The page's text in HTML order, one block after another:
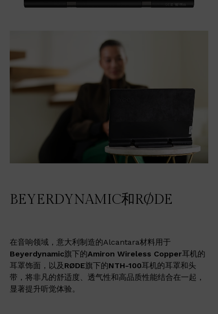
BEYERDYNAMIC和RØDE
在音响领域，意大利制造的Alcantara材料用于
Beyerdynamic旗下的Amiron Wireless Copper耳机的
耳罩饰面，以及 RØDE旗下的NTH-100耳机的耳罩和头
带，将非凡的舒适度、透气性和高品质性能结合在一起，
显著提升听觉体验。